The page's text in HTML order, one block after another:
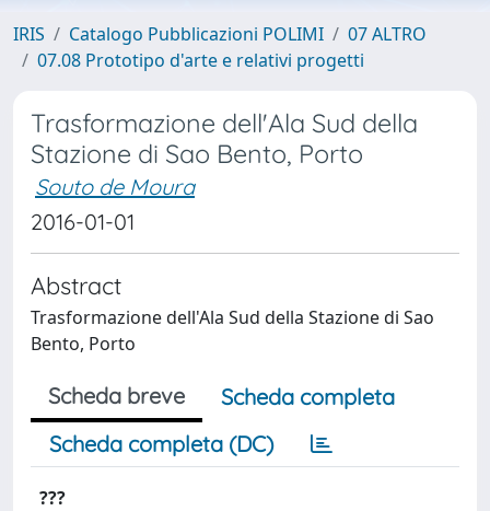
IRIS Catalogo Pubblicazioni POLIMI
07 ALTRO
07.08 Prototipo d'arte e relativi progetti
Trasformazione dell'Ala Sud della
Stazione di Sao Bento, Porto
Souto de Moura
2016-01-01
Abstract
Trasformazione dell'Ala Sud della Stazione di Sao
Bento, Porto
Scheda breve
Scheda completa
Scheda completa (DC)
???